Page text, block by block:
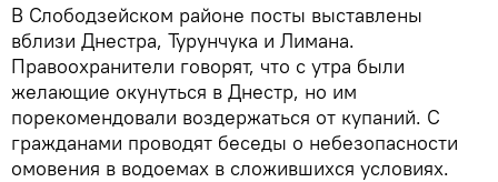
В Слободзейском районе посты выставлены
вблизи Днестра, Турунчука и Лимана.
Правоохранители говорят, что с утра были
желающие окунуться в Днестр, но им
порекомендовали воздержаться от купаний. С
гражданами проводят беседы о небезопасности
омовения в водоемах в сложившихся условиях.